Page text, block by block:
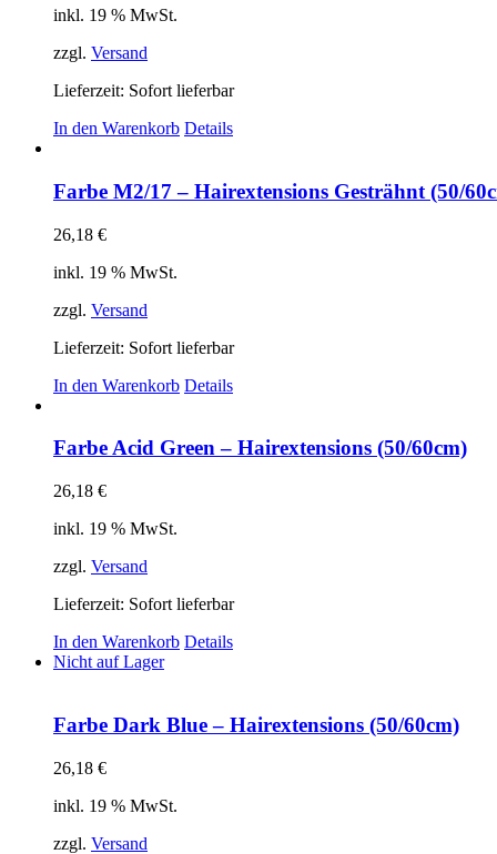
inkl. 19 % MwSt.
zzgl. Versand
Lieferzeit: Sofort lieferbar
In den Warenkorb Details
Farbe M2/17 – Hairextensions Gesträhnt (50/
26,18 €
inkl. 19 % MwSt.
zzgl. Versand
Lieferzeit: Sofort lieferbar
In den Warenkorb Details
Farbe Acid Green – Hairextensions (50/60cm)
26,18 €
inkl. 19 % MwSt.
zzgl. Versand
Lieferzeit: Sofort lieferbar
In den Warenkorb Details
Nicht auf Lager
Farbe Dark Blue – Hairextensions (50/60cm)
26,18 €
inkl. 19 % MwSt.
zzgl. Versand